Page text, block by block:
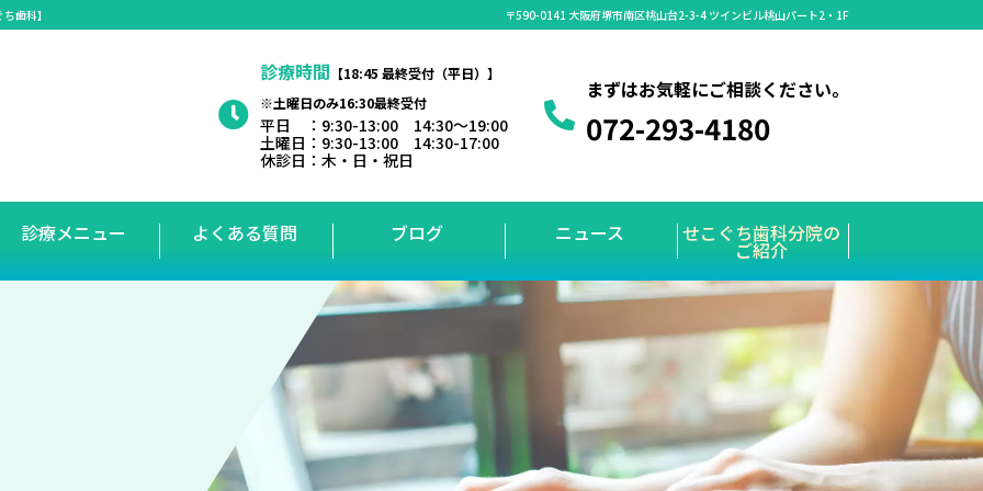
歯科】 〒590-0141 大阪府堺市南区桃山台2-3-4 ツインビル桃山パート2・1F
診療時間 【18:45 最終受付（平日）】
※土曜日のみ16:30最終受付
平日 ：9:30-13:00 14:30～19:00
土曜日：9:30-13:00 14:30-17:00
休診日：木・日・祝日
まずはお気軽にご相談ください。
072-293-4180
診療メニュー よくある質問 ブログ ニュース せこぐち歯科分院の
ご紹介